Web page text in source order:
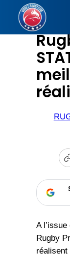
Aller
contenu
A
Rugby
réalisent